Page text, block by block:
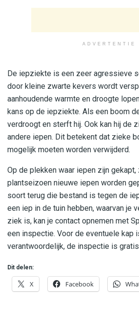
ADVERTENTIE
De iepziekte is een zeer agressieve
door kleine zwarte kevers wordt
aanhoudende warmte en droogte
kans op de iepziekte. Als een boom
verdroogt en sterft hij. Ook kan hij de
andere iepen. Dit betekent dat zieke
mogelijk moeten worden verwijderd.
Op de plekken waar iepen zijn
plantseizoen nieuwe iepen worden
soort terug die bestand is tegen de
een iep in de tuin hebben, waarvan je
ziek is, kan je contact opnemen met
een inspectie. Voor de eventuele kap
verantwoordelijk, de inspectie is
Dit delen:
X Facebook